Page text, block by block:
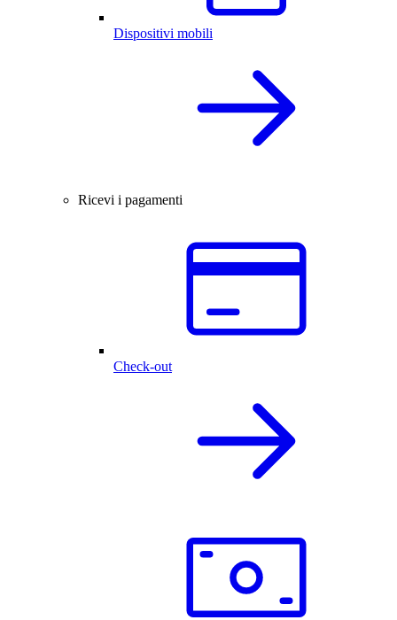
Dispositivi mobili
Ricevi i pagamenti
Check-out